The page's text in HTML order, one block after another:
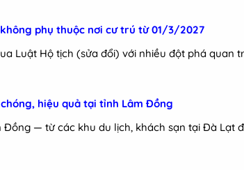
phụ thuộc nơi cư trú từ 01/3/2027
Luật Hộ tịch (sửa đổi) với nhiều đột phá quan
hiệu quả tại tỉnh Lâm Đồng
— từ các khu du lịch, khách sạn tại Đà Lạt